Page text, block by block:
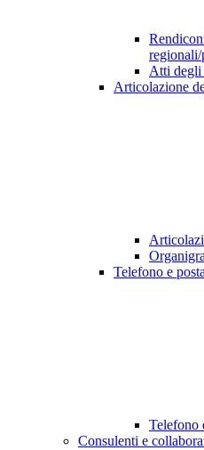
Atti degli
Articolazione
Telefono e
Telefono
Consulenti e